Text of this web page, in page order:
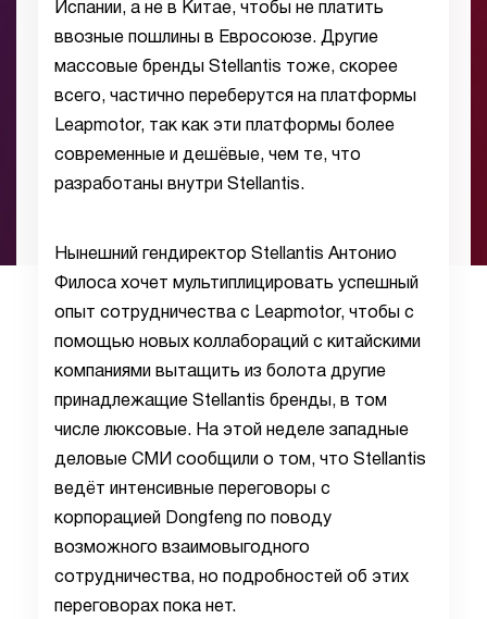
Испании, а не в Китае, чтобы не платить
ввозные пошлины в Евросоюзе. Другие
массовые бренды Stellantis тоже, скорее
всего, частично переберутся на платформы
Leapmotor, так как эти платформы более
современные и дешёвые, чем те, что
разработаны внутри Stellantis.
Нынешний гендиректор Stellantis Антонио
Филоса хочет мультиплицировать успешный
опыт сотрудничества с Leapmotor, чтобы с
помощью новых коллабораций с китайскими
компаниями вытащить из болота другие
принадлежащие Stellantis бренды, в том
числе люксовые. На этой неделе западные
деловые СМИ сообщили о том, что Stellantis
ведёт интенсивные переговоры с
корпорацией Dongfeng по поводу
возможного взаимовыгодного
сотрудничества, но подробностей об этих
переговорах пока нет.